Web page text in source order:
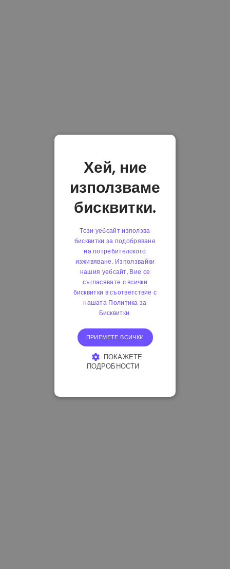
Хей, ние
използваме
бисквитки.
Този уебсайт използва
бисквитки за подобряване
на потребителското
изживяване. Използвайки
нашия уебсайт, Вие се
съгласявате с всички
бисквитки в съответствие с
нашата Политика за
Бисквитки.
ПРИЕМЕТЕ ВСИЧКИ
ПОКАЖЕТЕ
ПОДРОБНОСТИ